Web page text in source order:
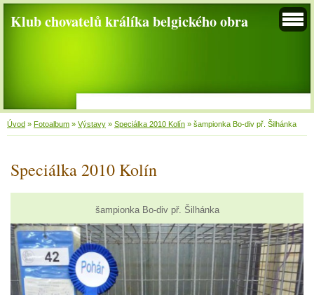
Klub chovatelů králíka belgického obra
Úvod » Fotoalbum » Výstavy » Speciálka 2010 Kolín » šampionka Bo-div př. Šilhánka
Speciálka 2010 Kolín
šampionka Bo-div př. Šilhánka